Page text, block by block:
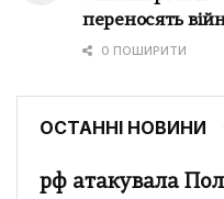
переносять
0 ПОШИРИТИ
ОСТАННІ НОВИНИ
рф атакувала